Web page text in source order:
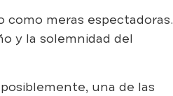
como meras espectadoras.
y la solemnidad del
una de las